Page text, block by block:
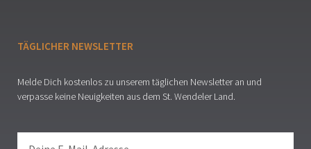
TÄGLICHER NEWSLETTER
Melde Dich kostenlos zu unserem täglichen Newsletter an und
verpasse keine Neuigkeiten aus dem St. Wendeler Land.